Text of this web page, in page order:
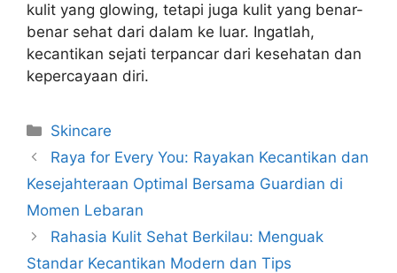
kulit yang glowing, tetapi juga kulit yang benar-
benar sehat dari dalam ke luar. Ingatlah,
kecantikan sejati terpancar dari kesehatan dan
kepercayaan diri.
Kategori
Skincare
Raya for Every You: Rayakan Kecantikan dan
Kesejahteraan Optimal Bersama Guardian di
Momen Lebaran
Rahasia Kulit Sehat Berkilau: Menguak
Standar Kecantikan Modern dan Tips